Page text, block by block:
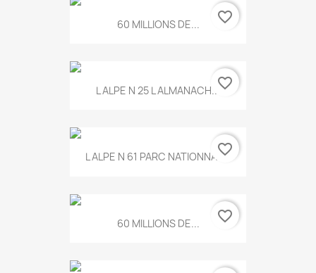
60 MILLIONS DE... favorite_border
L ALPE N 25 L ALMANACH...favorite_border
L ALPE N 61 PARC NATIONNAL...
favorite_border
60 MILLIONS DE... favorite_border